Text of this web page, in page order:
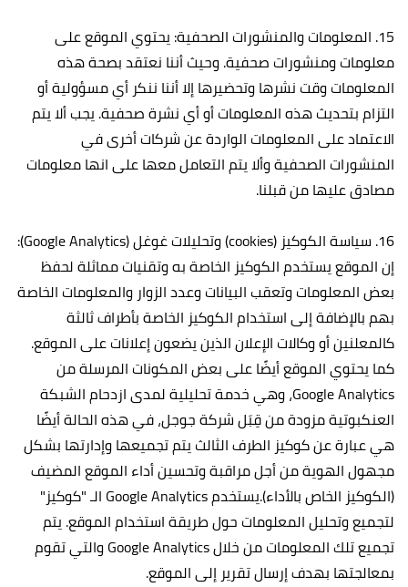
15. المعلومات والمنشورات الصحفية: يحتوي الموقع على
معلومات ومنشورات صحفية. وحيث أننا نعتقد بصحة هذه
المعلومات وقت نشرها وتحضيرها إلا أننا ننكر أي مسؤولية أو
التزام بتحديث هذه المعلومات أو أي نشرة صحفية. يجب ألا يتم
الاعتماد على المعلومات الواردة عن شركات أخرى في
المنشورات الصحفية وألا يتم التعامل معها على انها معلومات
مصادق عليها من قبلنا.
16. سياسة الكوكيز (cookies) وتحليلات غوغل (Google Analytics):
إن الموقع يستخدم الكوكيز الخاصة به وتقنيات مماثلة لحفظ
بعض المعلومات وتعقب البيانات وعدد الزوار والمعلومات الخاصة
بهم بالإضافة إلى استخدام الكوكيز الخاصة بأطراف ثالثة
كالمعلنين أو وكالات الإعلان الذين يضعون إعلانات على الموقع.
كما يحتوي الموقع أيضًا على بعض المكونات المرسلة من
Google Analytics، وهي خدمة تحليلية لمدى ازدحام الشبكة
العنكبوتية مزودة من قِبَل شركة جوجل، في هذه الحالة أيضًا
هي عبارة عن كوكيز الطرف الثالث يتم تجميعها وإدارتها بشكل
مجهول الهوية من أجل مراقبة وتحسين أداء الموقع المضيف
(الكوكيز الخاص بالأداء).يستخدم Google Analytics الـ "كوكيز"
لتجميع وتحليل المعلومات حول طريقة استخدام الموقع. يتم
تجميع تلك المعلومات من خلال Google Analytics والتي تقوم
بمعالجتها بهدف إرسال تقرير إلى الموقع.